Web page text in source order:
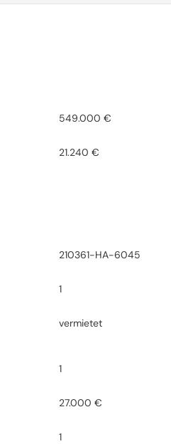
549.000 €
21.240 €
210361-HA-6045
1
vermietet
1
27.000 €
1